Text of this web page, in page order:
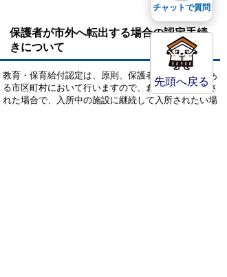
保護者が市外へ転出する場合の認定手続
きについて
教育・保育給付認定は、原則、保護者の住民登録のあ
る市区町村において行いますので、倉吉市外へ転出さ
れた場合で、入所中の施設に継続して入所されたい場
先頭へ戻る
チャットで質問